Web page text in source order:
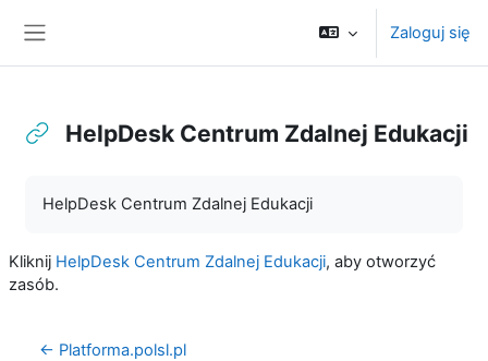
Zaloguj się
HelpDesk Centrum Zdalnej Edukacji
HelpDesk Centrum Zdalnej Edukacji
Kliknij HelpDesk Centrum Zdalnej Edukacji, aby otworzyć
zasób.
← Platforma.polsl.pl